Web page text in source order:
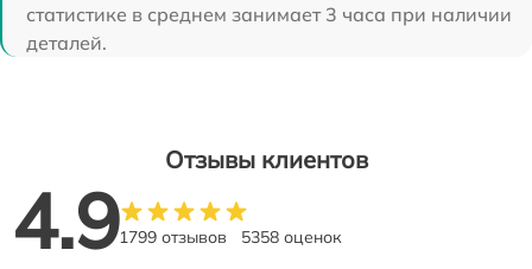
статистике в среднем занимает 3 часа при наличии
деталей.
Отзывы клиентов
4.91799 отзывов 5358 оценок